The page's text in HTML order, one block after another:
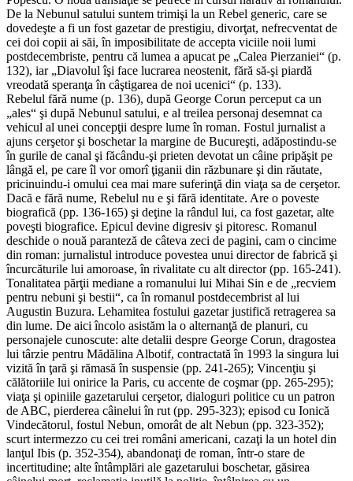
De la Nebunul satului suntem trimişi la un Rebel generic, care se
dovedeşte a fi un fost gazetar de prestigiu, divorţat, nefrecventat de
cei doi copii ai săi, în imposibilitate de accepta viciile noii lumi
postdecembriste, pentru că lumea a apucat pe „Calea Pierzaniei“ (p.
132), iar „Diavolul îşi face lucrarea neostenit, fără să-şi piardă
vreodată speranţa în câştigarea de noi ucenici“ (p. 133).
Rebelul fără nume (p. 136), după George Corun perceput ca un
„ales“ şi după Nebunul satului, e al treilea personaj desemnat ca
vehicul al unei concepţii despre lume în roman. Fostul jurnalist a
ajuns cerşetor şi boschetar la margine de Bucureşti, adăpostindu-se
în gurile de canal şi făcându-şi prieten devotat un câine pripăşit pe
lângă el, pe care îl vor omorî ţiganii din răzbunare şi din răutate,
pricinuindu-i omului cea mai mare suferinţă din viaţa sa de cerşetor.
Dacă e fără nume, Rebelul nu e şi fără identitate. Are o poveste
biografică (pp. 136-165) şi deţine la rândul lui, ca fost gazetar, alte
poveşti biografice. Epicul devine digresiv şi pitoresc. Romanul
deschide o nouă paranteză de câteva zeci de pagini, cam o cincime
din roman: jurnalistul introduce povestea unui director de fabrică şi
încurcăturile lui amoroase, în rivalitate cu alt director (pp. 165-241).
Tonalitatea părţii mediane a romanului lui Mihai Sin e de „recviem
pentru nebuni şi bestii“, ca în romanul postdecembrist al lui
Augustin Buzura. Lehamitea fostului gazetar justifică retragerea sa
din lume. De aici încolo asistăm la o alternanţă de planuri, cu
personajele cunoscute: alte detalii despre George Corun, dragostea
lui târzie pentru Mădălina Albotif, contractată în 1993 la singura lui
vizită în ţară şi rămasă în suspensie (pp. 241-265); Vincenţiu şi
călătoriile lui onirice la Paris, cu accente de coşmar (pp. 265-295);
viaţa şi opiniile gazetarului cerşetor, dialoguri politice cu un patron
de ABC, pierderea câinelui în rut (pp. 295-323); episod cu Ionică
Vindecătorul, fostul Nebun, omorât de alt Nebun (pp. 323-352);
scurt intermezzo cu cei trei români americani, cazaţi la un hotel din
lanţul Ibis (p. 352-354), abandonaţi de roman, într-o stare de
incertitudine; alte întâmplări ale gazetarului boschetar, găsirea